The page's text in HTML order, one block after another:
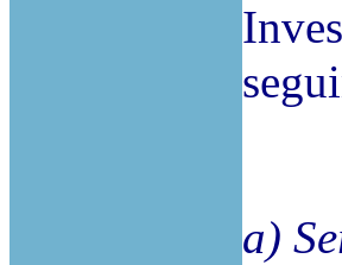
a)